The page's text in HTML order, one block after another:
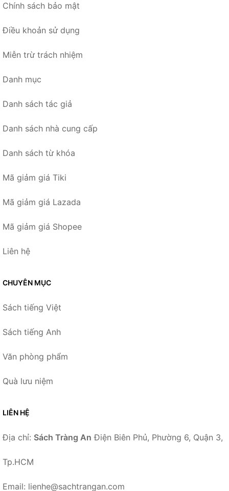
Chính sách bảo mật
Điều khoản sử dụng
Miễn trừ trách nhiệm
Danh mục
Danh sách tác giả
Danh sách nhà cung cấp
Danh sách từ khóa
Mã giảm giá Tiki
Mã giảm giá Lazada
Mã giảm giá Shopee
Liên hệ
CHUYÊN MỤC
Sách tiếng Việt
Sách tiếng Anh
Văn phòng phẩm
Quà lưu niệm
LIÊN HỆ
Địa chỉ: Sách Tràng An Điện Biên Phủ, Phường 6, Quận 3,
Tp.HCM
Email: lienhe@sachtrangan.com